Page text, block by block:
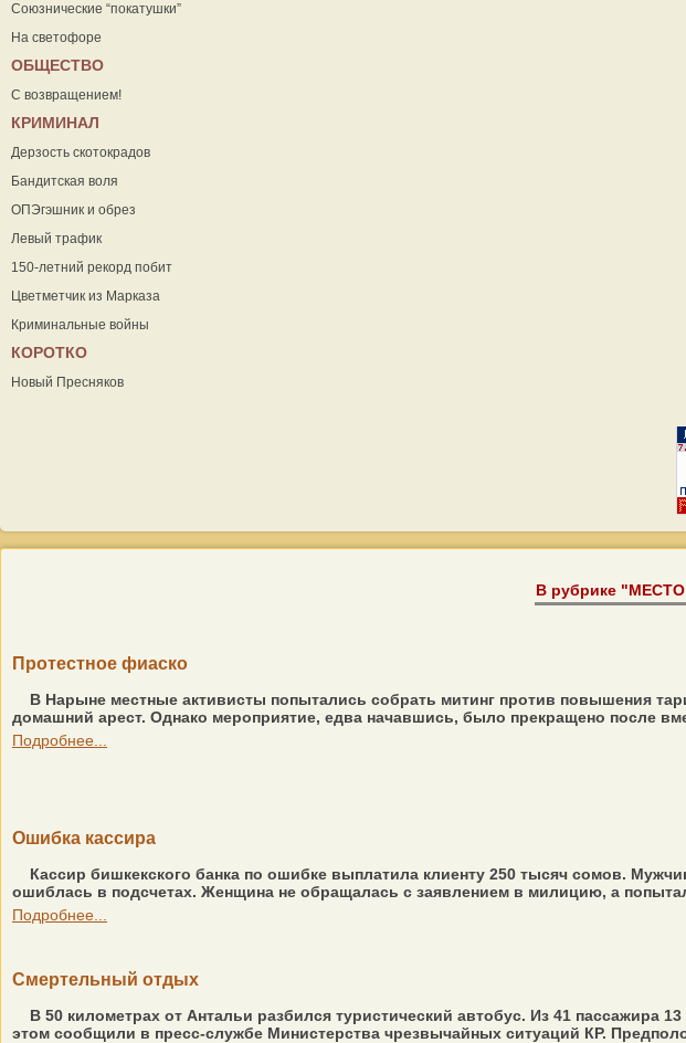
Союзнические “покатушки”
На светофоре
ОБЩЕСТВО
С возвращением!
КРИМИНАЛ
Дерзость скотокрадов
Бандитская воля
ОПЭгэшник и обрез
Левый трафик
150-летний рекорд побит
Цветметчик из Марказа
Криминальные войны
КОРОТКО
Новый Пресняков
В рубрике
Протестное фиаско
В Нарыне местные активисты попытались собрать митинг против повышения
домашний арест. Однако мероприятие, едва начавшись, было прекращено после
Подробнее...
Ошибка кассира
Кассир бишкекского банка по ошибке выплатила клиенту 250 тысяч сомов.
ошиблась в подсчетах. Женщина не обращалась с заявлением в милицию, а
Подробнее...
Смертельный отдых
В 50 километрах от Антальи разбился туристический автобус. Из 41 пассажира
этом сообщили в пресс-службе Министерства чрезвычайных ситуаций КР.